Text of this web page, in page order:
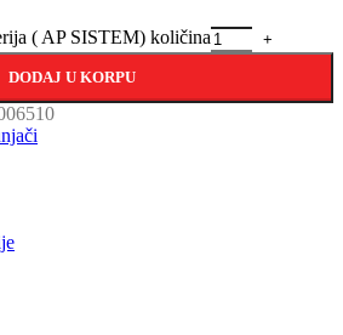
( AP SISTEM) količina
DODAJ U KORPU